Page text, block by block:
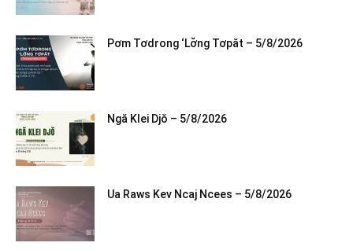
Pơm Tơdrong ‘Lơ̆ng Tơpăt – 5/8/2026
Ngă Klei Djŏ – 5/8/2026
Ua Raws Kev Ncaj Ncees – 5/8/2026